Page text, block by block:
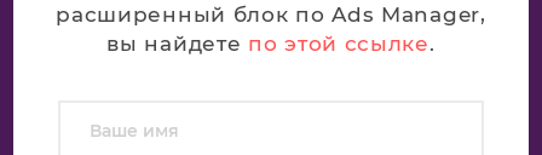
расширенный блок по Ads Manager,
вы найдете по этой ссылке.